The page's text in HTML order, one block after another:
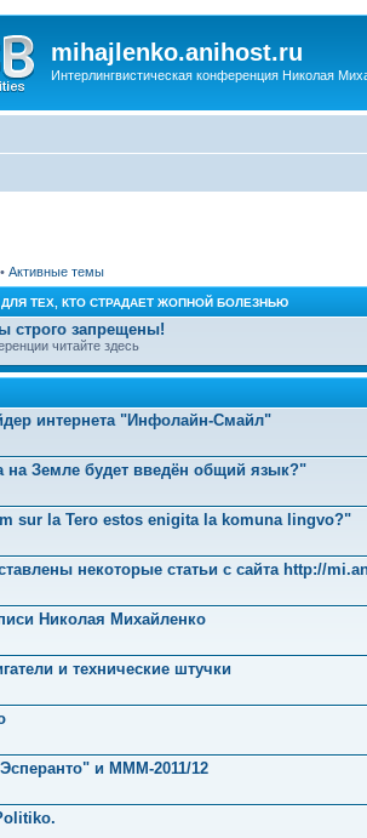
mihajlenko.anihost.ru
Интерлингвистическая конференция Николая
• Активные темы
ТЕХ, КТО СТРАДАЕТ ЖОПНОЙ БОЛЕЗНЬЮ
строго запрещены!
читайте здесь
интернета "Инфолайн-Смайл"
на Земле будет введён общий язык?"
sur la Tero estos enigita la komuna lingvo?"
некоторые статьи с сайта http://
Николая Михайленко
и технические штучки
и MMM-2011/12